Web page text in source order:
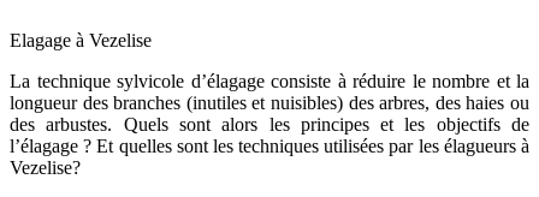
Elagage à Vezelise
La technique sylvicole d’élagage consiste à réduire le nombre et la
longueur des branches (inutiles et nuisibles) des arbres, des haies ou
des arbustes. Quels sont alors les principes et les objectifs de
l’élagage ? Et quelles sont les techniques utilisées par les élagueurs à
Vezelise?